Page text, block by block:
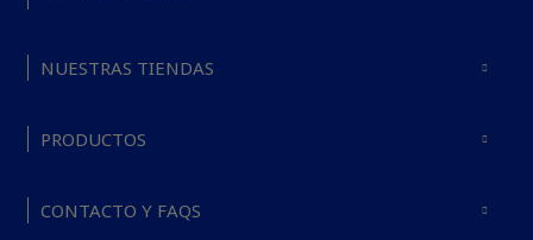
NUESTRAS TIENDAS
PRODUCTOS
CONTACTO Y FAQS